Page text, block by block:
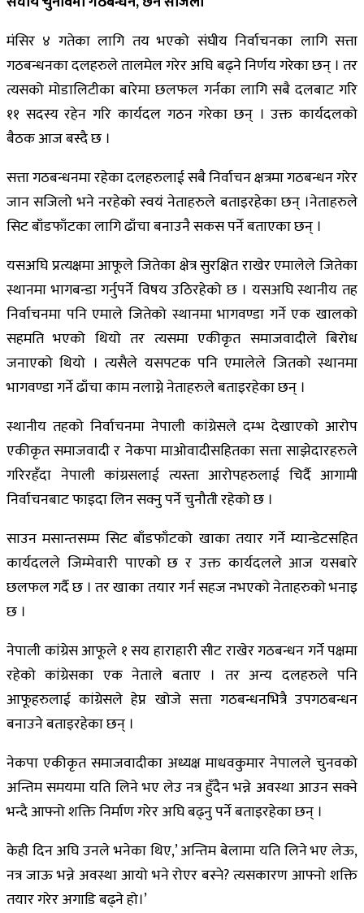
मंसिर ४ गतेका लागि तय भएको संघीय निर्वाचनका लागि सत्ता
गठबन्धनका दलहरुले तालमेल गरेर अघि बढ्ने निर्णय गरेका छन् । तर
त्यसको मोडालिटीका बारेमा छलफल गर्नका लागि सबै दलबाट गरि
११ सदस्य रहेन गरि कार्यदल गठन गरेका छन् । उक्त कार्यदलको
बैठक आज बस्दै छ ।
सत्ता गठबन्धनमा रहेका दलहरुलाई सबै निर्वाचन क्षत्रमा गठबन्धन गरेर
जान सजिलो भने नरहेको स्वयं नेताहरुले बताइरहेका छन् ।नेताहरुले
सिट बाँडफाँटका लागि ढाँचा बनाउनै सकस पर्ने बताएका छन् ।
यसअघि प्रत्यक्षमा आफूले जितेका क्षेत्र सुरक्षित राखेर एमालेले जितेका
स्थानमा भागबन्डा गर्नुपर्ने विषय उठिरहेको छ । यसअघि स्थानीय तह
निर्वाचनमा पनि एमाले जितेको स्थानमा भागवण्डा गर्ने एक खालको
सहमति भएको थियो तर त्यसमा एकीकृत समाजवादीले बिरोध
जनाएको थियो । त्यसैले यसपटक पनि एमालेले जितको स्थानमा
भागवण्डा गर्ने ढाँचा काम नलाग्ने नेताहरुले बताइरहेका छन् ।
स्थानीय तहको निर्वाचनमा नेपाली कांग्रेसले दम्भ देखाएको आरोप
एकीकृत समाजवादी र नेकपा माओवादीसहितका सत्ता साझेदारहरुले
गरिरहँदा नेपाली कांग्रसलाई त्यस्ता आरोपहरुलाई चिर्दै आगामी
निर्वाचनबाट फाइदा लिन सक्नु पर्ने चुनौती रहेको छ ।
साउन मसान्तसम्म सिट बाँडफाँटको खाका तयार गर्ने म्यान्डेटसहित
कार्यदलले जिम्मेवारी पाएको छ र उक्त कार्यदलले आज यसबारे
छलफल गर्दै छ । तर खाका तयार गर्न सहज नभएको नेताहरुको भनाइ
छ ।
नेपाली कांग्रेस आफूले १ सय हाराहारी सीट राखेर गठबन्धन गर्ने पक्षमा
रहेको कांग्रेसका एक नेताले बताए । तर अन्य दलहरुले पनि
आफूहरुलाई कांग्रेसले हेप्न खोजे सत्ता गठबन्धनभित्रै उपगठबन्धन
बनाउने बताइरहेका छन् ।
नेकपा एकीकृत समाजवादीका अध्यक्ष माधवकुमार नेपालले चुनवको
अन्तिम समयमा यति लिने भए लेउ नत्र हुँदैन भन्ने अवस्था आउन सक्ने
भन्दै आफ्नो शक्ति निर्माण गरेर अघि बढ्नु पर्ने बताइरहेका छन् ।
केही दिन अघि उनले भनेका थिए,’ अन्तिम बेलामा यति लिने भए लेऊ,
नत्र जाऊ भन्ने अवस्था आयो भने रोएर बस्ने? त्यसकारण आफ्नो शक्ति
तयार गरेर अगाडि बढ्ने हो।’